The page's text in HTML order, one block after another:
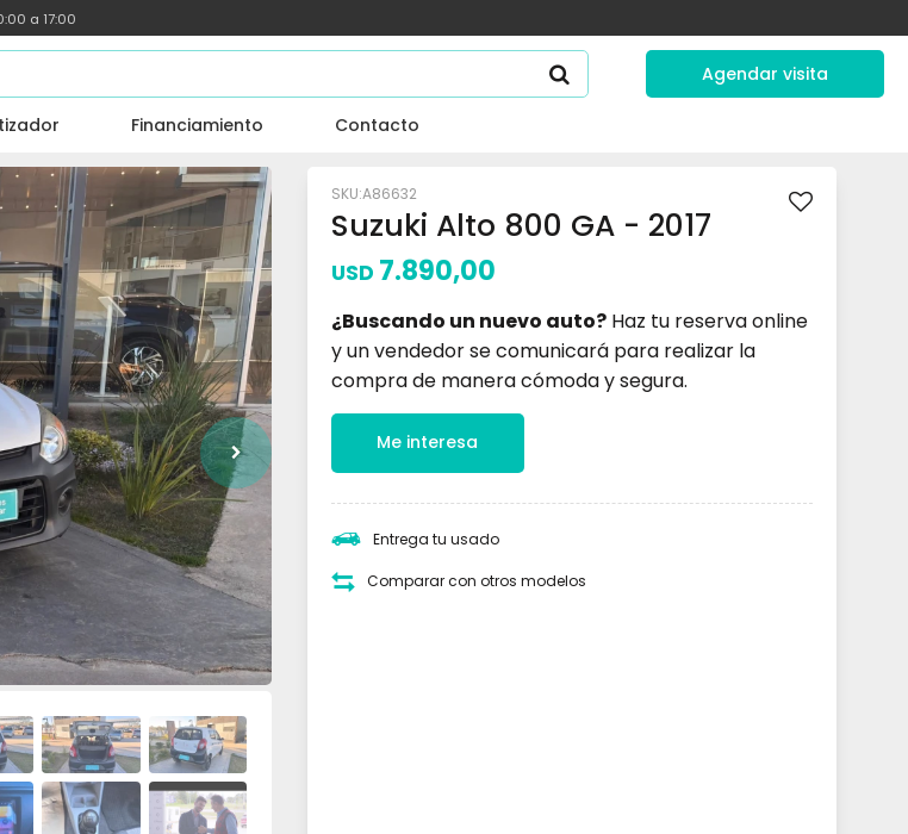
Financiamiento Contacto
Agendar visita
a 17:00
A86632
Suzuki Alto 800 GA - 2017
USD 7.890,00
¿Buscando un nuevo auto? Haz tu reserva online
y un vendedor se comunicará para realizar la
compra de manera cómoda y segura.
Me interesa
Entrega tu usado
Comparar con otros modelos